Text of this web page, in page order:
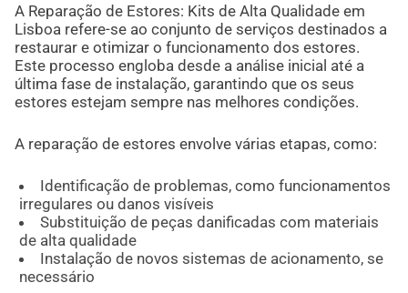
A Reparação de Estores: Kits de Alta Qualidade em
Lisboa refere-se ao conjunto de serviços destinados a
restaurar e otimizar o funcionamento dos estores.
Este processo engloba desde a análise inicial até a
última fase de instalação, garantindo que os seus
estores estejam sempre nas melhores condições.
A reparação de estores envolve várias etapas, como:
Identificação de problemas, como funcionamentos
irregulares ou danos visíveis
Substituição de peças danificadas com materiais
de alta qualidade
Instalação de novos sistemas de acionamento, se
necessário